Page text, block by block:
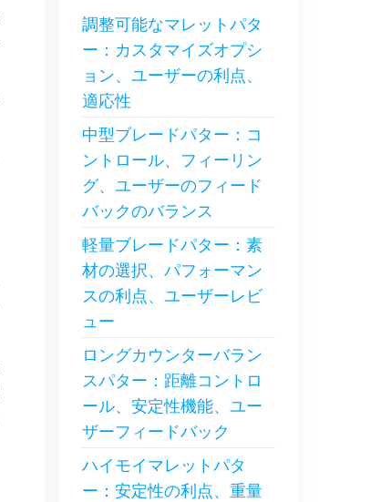
調整可能なマレットパタ
ー：カスタマイズオプシ
ョン、ユーザーの利点、
適応性
中型ブレードパター：コ
ントロール、フィーリン
グ、ユーザーのフィード
バックのバランス
軽量ブレードパター：素
材の選択、パフォーマン
スの利点、ユーザーレビ
ュー
ロングカウンターバラン
スパター：距離コントロ
ール、安定性機能、ユー
ザーフィードバック
ハイモイマレットパタ
ー：安定性の利点、重量